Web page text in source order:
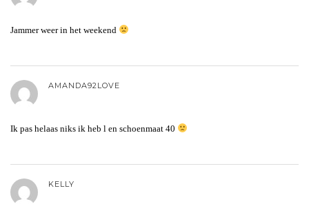
Jammer weer in het weekend
AMANDA92LOVE
Ik pas helaas niks ik heb l en schoenmaat 40
KELLY